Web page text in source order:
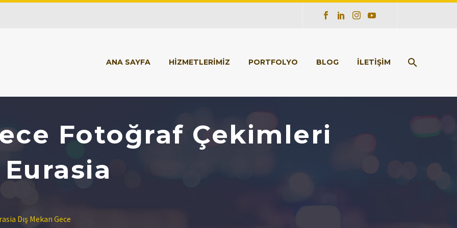
ANA SAYFA HİZMETLERİMİZ PORTFOLYO BLOG İLETİŞİM
Fotoğraf Çekimleri
Dış Mekan Gece